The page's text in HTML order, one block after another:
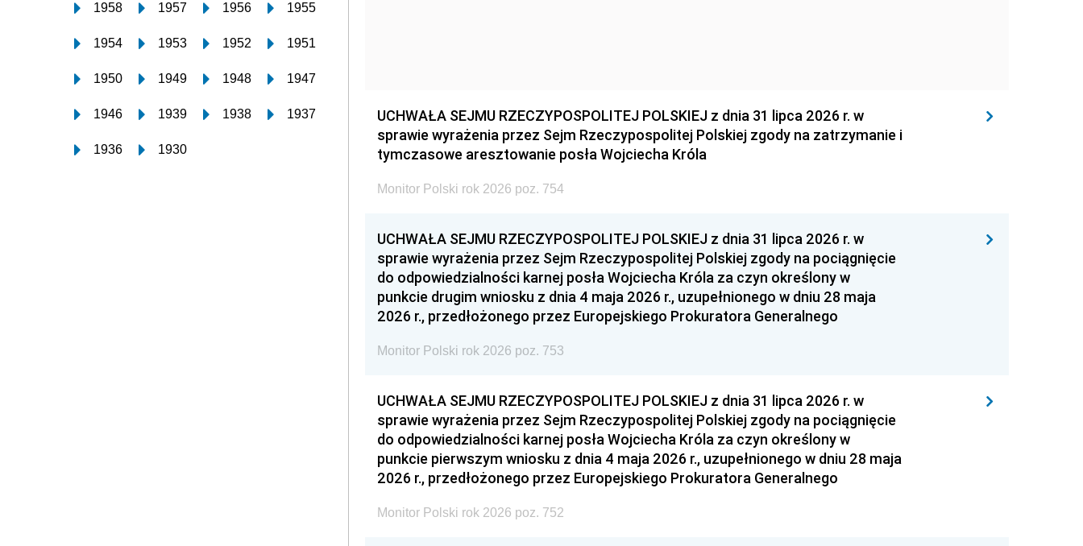
1958 1957 1956 1955
1954 1953 1952 1951
1950 1949 1948 1947
1946 1939 1938 1937
1936 1930
UCHWAŁA SEJMU RZECZYPOSPOLITEJ POLSKIEJ z dnia 31 lipca 2026 r. w
sprawie wyrażenia przez Sejm Rzeczypospolitej Polskiej zgody na zatrzymanie i
tymczasowe aresztowanie posła Wojciecha Króla
Monitor Polski rok 2026 poz. 754
UCHWAŁA SEJMU RZECZYPOSPOLITEJ POLSKIEJ z dnia 31 lipca 2026 r. w
sprawie wyrażenia przez Sejm Rzeczypospolitej Polskiej zgody na pociągnięcie
do odpowiedzialności karnej posła Wojciecha Króla za czyn określony w
punkcie drugim wniosku z dnia 4 maja 2026 r., uzupełnionego w dniu 28 maja
2026 r., przedłożonego przez Europejskiego Prokuratora Generalnego
Monitor Polski rok 2026 poz. 753
UCHWAŁA SEJMU RZECZYPOSPOLITEJ POLSKIEJ z dnia 31 lipca 2026 r. w
sprawie wyrażenia przez Sejm Rzeczypospolitej Polskiej zgody na pociągnięcie
do odpowiedzialności karnej posła Wojciecha Króla za czyn określony w
punkcie pierwszym wniosku z dnia 4 maja 2026 r., uzupełnionego w dniu 28 maja
2026 r., przedłożonego przez Europejskiego Prokuratora Generalnego
Monitor Polski rok 2026 poz. 752